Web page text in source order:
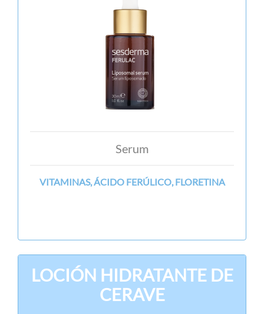
Serum
VITAMINAS, ÁCIDO FERÚLICO, FLORETINA
LOCIÓN HIDRATANTE DE
CERAVE